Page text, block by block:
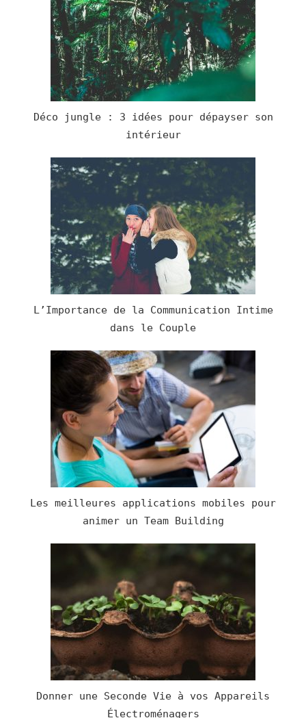
Déco jungle : 3 idées pour dépayser son
intérieur
L’Importance de la Communication Intime
dans le Couple
Les meilleures applications mobiles pour
animer un Team Building
Donner une Seconde Vie à vos Appareils
Électroménagers